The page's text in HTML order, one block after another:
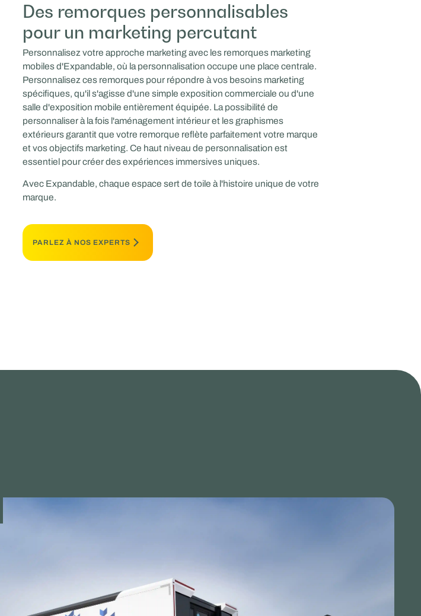
Des remorques personnalisables
pour un marketing percutant
Personnalisez votre approche marketing avec les remorques marketing
mobiles d'Expandable, où la personnalisation occupe une place centrale.
Personnalisez ces remorques pour répondre à vos besoins marketing
spécifiques, qu'il s'agisse d'une simple exposition commerciale ou d'une
salle d'exposition mobile entièrement équipée. La possibilité de
personnaliser à la fois l'aménagement intérieur et les graphismes
extérieurs garantit que votre remorque reflète parfaitement votre marque
et vos objectifs marketing. Ce haut niveau de personnalisation est
essentiel pour créer des expériences immersives uniques.
Avec Expandable, chaque espace sert de toile à l'histoire unique de votre
marque.
PARLEZ À NOS EXPERTS